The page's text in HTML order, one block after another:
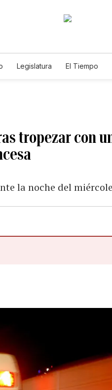
Legislatura El Tiempo
tropezar con
la noche del